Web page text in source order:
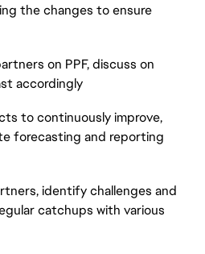
the changes to ensure
on PPF, discuss on
accordingly
to continuously improve,
forecasting and reporting
identify challenges and
catchups with various